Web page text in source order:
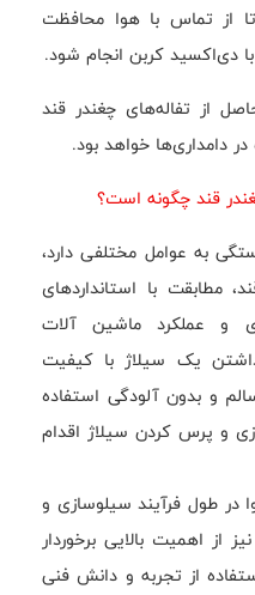
از تماس با هوا محافظت
دی‌اکسید کربن انجام شود.
از تفاله‌های چغندر قند
دامداری‌ها خواهد بود.
قند چگونه است؟
به عوامل مختلفی دارد،
مطابقت با استانداردهای
و عملکرد ماشین آلات
یک سیلاژ با کیفیت
و بدون آلودگی استفاده
و پرس کردن سیلاژ اقدام
در طول فرآیند سیلوسازی و
از اهمیت بالایی برخوردار
از تجربه و دانش فنی